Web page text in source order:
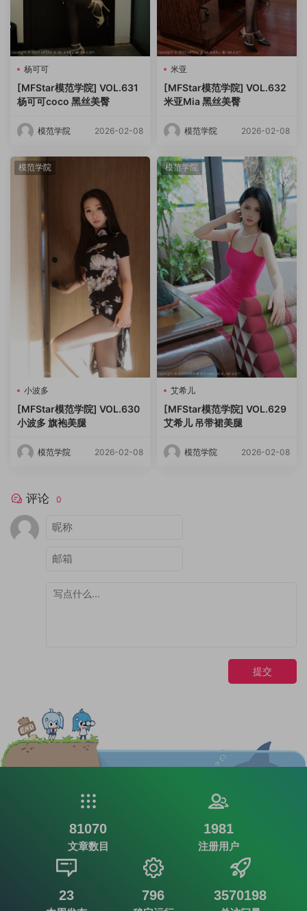
杨可可
[MFStar模范学院] VOL.631
杨可可coco 黑丝美臀
模范学院 2026-02-08
米亚
[MFStar模范学院] VOL.632
米亚Mia 黑丝美臀
模范学院 2026-02-08
模范学院
小波多
[MFStar模范学院] VOL.630
小波多 旗袍美腿
模范学院 2026-02-08
模范学院
艾希儿
[MFStar模范学院] VOL.629
艾希儿 吊带裙美腿
模范学院 2026-02-08
评论 0
提交
81070
文章数目
1981
注册用户
23 796 3570198